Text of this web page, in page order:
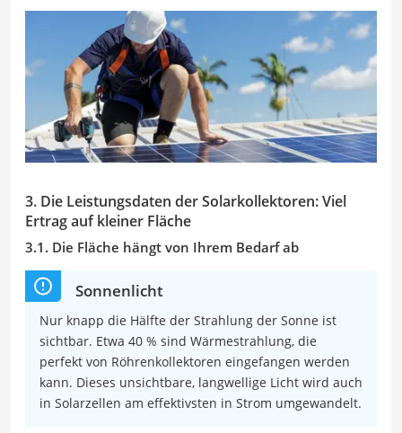
3. Die Leistungsdaten der Solarkollektoren: Viel
Ertrag auf kleiner Fläche
3.1. Die Fläche hängt von Ihrem Bedarf ab
Sonnenlicht
Nur knapp die Hälfte der Strahlung der Sonne ist
sichtbar. Etwa 40 % sind Wärmestrahlung, die
perfekt von Röhrenkollektoren eingefangen werden
kann. Dieses unsichtbare, langwellige Licht wird auch
in Solarzellen am effektivsten in Strom umgewandelt.